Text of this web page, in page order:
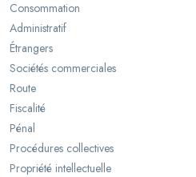
Consommation
Administratif
Étrangers
Sociétés commerciales
Route
Fiscalité
Pénal
Procédures collectives
Propriété intellectuelle